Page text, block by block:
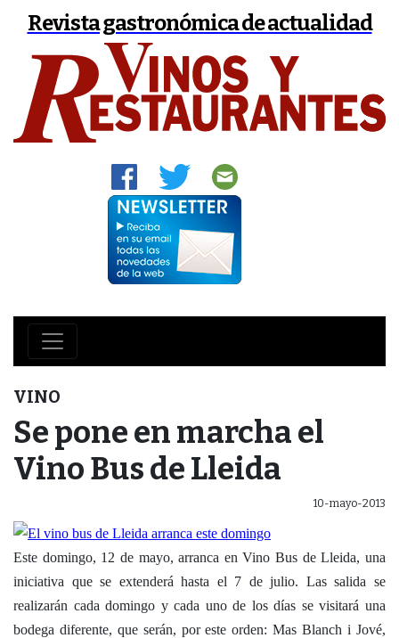
Revista gastronómica de actualidad
VINO
Se pone en marcha el
Vino Bus de Lleida
10-mayo-2013
Este domingo, 12 de mayo, arranca en Vino Bus de Lleida, una
iniciativa que se extenderá hasta el 7 de julio. Las salida se
realizarán cada domingo y cada uno de los días se visitará una
bodega diferente, que serán, por este orden: Mas Blanch i Jové,